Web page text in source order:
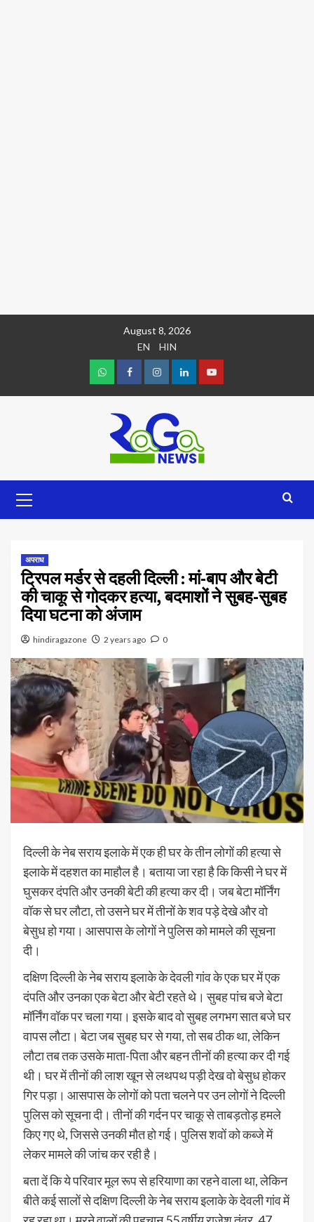
August 8, 2026
EN
HIN
अपराध
ट्रिपल मर्डर से दहली दिल्ली : मां-बाप और बेटी
की चाकू से गोदकर हत्या, बदमाशों ने सुबह-सुबह
दिया घटना को अंजाम
hindiragazone 2 years ago 0
दिल्ली के नेब सराय इलाके में एक ही घर के तीन लोगों की हत्या से
इलाके में दहशत का माहौल है। बताया जा रहा है कि किसी ने घर में
घुसकर दंपति और उनकी बेटी की हत्या कर दी। जब बेटा मॉर्निंग
वॉक से घर लौटा, तो उसने घर में तीनों के शव पड़े देखे और वो
बेसुध हो गया। आसपास के लोगों ने पुलिस को मामले की सूचना
दी।
दक्षिण दिल्ली के नेब सराय इलाके के देवली गांव के एक घर में एक
दंपति और उनका एक बेटा और बेटी रहते थे। सुबह पांच बजे बेटा
मॉर्निंग वॉक पर चला गया। इसके बाद वो सुबह लगभग सात बजे घर
वापस लौटा। बेटा जब सुबह घर से गया, तो सब ठीक था, लेकिन
लौटा तब तक उसके माता-पिता और बहन तीनों की हत्या कर दी गई
थी। घर में तीनों की लाश खून से लथपथ पड़ी देख वो बेसुध होकर
गिर पड़ा। आसपास के लोगों को पता चलने पर उन लोगों ने दिल्ली
पुलिस को सूचना दी। तीनों की गर्दन पर चाकू से ताबड़तोड़ हमले
किए गए थे, जिससे उनकी मौत हो गई। पुलिस शवों को कब्जे में
लेकर मामले की जांच कर रही है।
बता दें कि ये परिवार मूल रूप से हरियाणा का रहने वाला था, लेकिन
बीते कई सालों से दक्षिण दिल्ली के नेब सराय इलाके के देवली गांव में